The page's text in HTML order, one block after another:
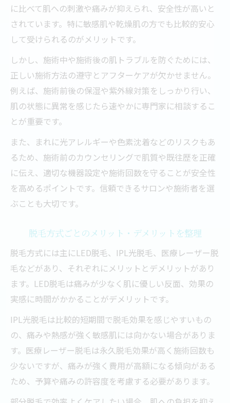
に比べて肌への刺激や痛みが抑えられ、安全性が高いと
されています。特に敏感肌や乾燥肌の方でも比較的安心
して受けられるのがメリットです。
しかし、施術中や施術後の肌トラブルを防ぐためには、
正しい施術方法の遵守とアフターケアが欠かせません。
例えば、施術前後の保湿や紫外線対策をしっかり行い、
肌の状態に異常を感じたら速やかに専門家に相談するこ
とが重要です。
また、まれに光アレルギーや色素沈着などのリスクもあ
るため、施術前のカウンセリングで肌質や既往歴を正確
に伝え、適切な機器設定や施術回数を守ることが安全性
を高めるポイントです。信頼できるサロンや施術者を選
ぶことも大切です。
脱毛方式ごとのメリット・デメリットを整理
脱毛方式には主にLED脱毛、IPL光脱毛、医療レーザー脱
毛などがあり、それぞれにメリットとデメリットがあり
ます。LED脱毛は痛みが少なく肌に優しい反面、効果の
実感に時間がかかることがデメリットです。
IPL光脱毛は比較的短期間で脱毛効果を感じやすいもの
の、痛みや熱感が強く敏感肌には向かない場合がありま
す。医療レーザー脱毛は永久脱毛効果が高く施術回数も
少ないですが、痛みが強く費用が高額になる傾向がある
ため、予算や痛みの許容度を考慮する必要があります。